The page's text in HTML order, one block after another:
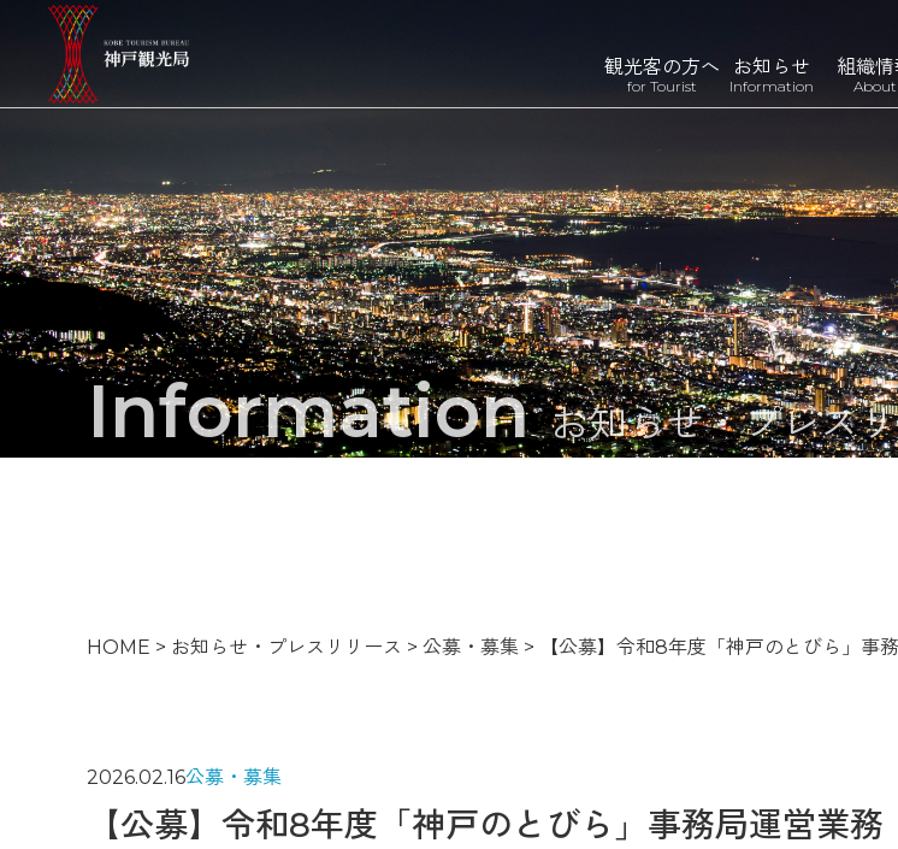
観光客の方へ
for Tourist
お知らせ
Information
組織
About
Informationお知らせ・プレス
HOME > お知らせ・プレスリリース > 公募・募集 > 【公募】令和8年度「神戸のとびら」
2026.02.16公募・募集
【公募】令和8年度「神戸のとびら」事務局運営業